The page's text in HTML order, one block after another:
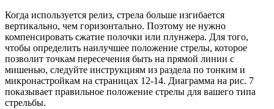
Когда используется релиз, стрела больше изгибается
вертикально, чем горизонтально. Поэтому не нужно
компенсировать сжатие полочки или плунжера. Для того,
чтобы определить наилучшее положение стрелы, которое
позволит точкам пересечения быть на прямой линии с
мишенью, следуйте инструкциям из раздела по тонким и
микронастройкам на страницах 12-14. Диаграмма на рис. 7
показывает правильное положение стрелы для вашего типа
стрельбы.